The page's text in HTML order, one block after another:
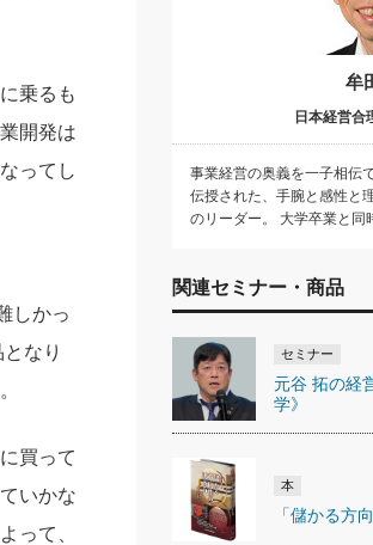
乗るも
開発は
ってし
しかっ
なり
買って
いかな
って、
牟
日本経営合
事業経営の奥義を一子相伝
伝授された、手腕と感性と
のリーダー。 大学卒業と
関連セミナー・商品
セミナー
元谷 拓の経
学》
本
「儲かる方